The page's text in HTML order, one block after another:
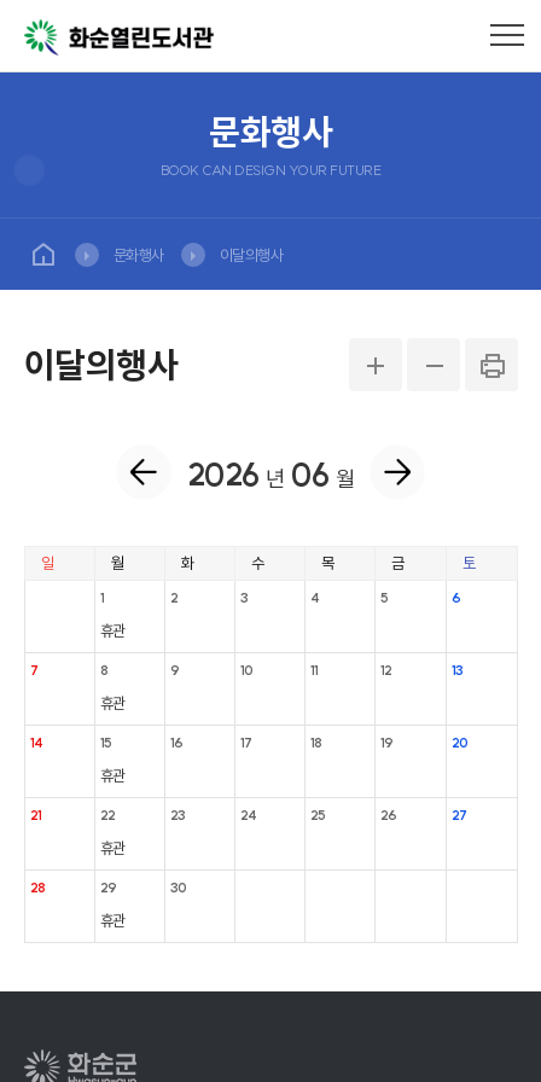
문화행사
BOOK CAN DESIGN YOUR FUTURE
문화행사 이달의행사
이달의행사
2026 년 06 월
일 월 화 수 목 금 토
1
휴관
2 3 4 5 6
7 8
휴관
9 10 11 12 13
14 15
휴관
16 17 18 19 20
21 22
휴관
23 24 25 26 27
28 29
휴관
30